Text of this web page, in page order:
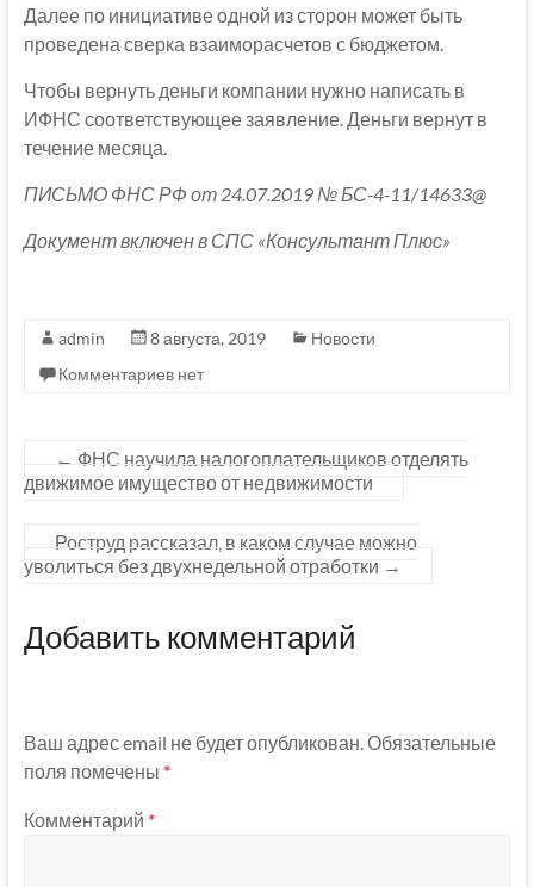
Далее по инициативе одной из сторон может быть
проведена сверка взаиморасчетов с бюджетом.
Чтобы вернуть деньги компании нужно написать в
ИФНС соответствующее заявление. Деньги вернут в
течение месяца.
ПИСЬМО ФНС РФ от 24.07.2019 № БС-4-11/14633@
Документ включен в СПС «Консультант Плюс»
admin 8 августа, 2019
Новости
Комментариев нет
← ФНС научила налогоплательщиков отделять
движимое имущество от недвижимости
Роструд рассказал, в каком случае можно
уволиться без двухнедельной отработки →
Добавить комментарий
Ваш адрес email не будет опубликован. Обязательные
поля помечены *
Комментарий *